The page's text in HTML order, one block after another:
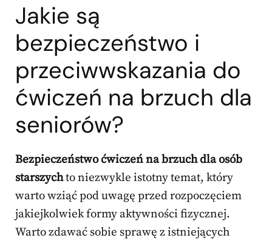
Jakie są
bezpieczeństwo i
przeciwwskazania do
ćwiczeń na brzuch dla
seniorów?
Bezpieczeństwo ćwiczeń na brzuch dla osób
starszychto niezwykle istotny temat, który
warto wziąć pod uwagę przed rozpoczęciem
jakiejkolwiek formy aktywności fizycznej.
Warto zdawać sobie sprawę z istniejących